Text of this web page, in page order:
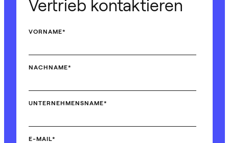
Vertrieb kontaktieren
VORNAME*
NACHNAME*
UNTERNEHMENSNAME*
E-MAIL*